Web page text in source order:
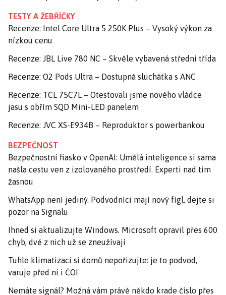
TESTY A ŽEBŘÍČKY
Recenze: Intel Core Ultra 5 250K Plus – Vysoký výkon za
nízkou cenu
Recenze: JBL Live 780 NC – Skvěle vybavená střední třída
Recenze: O2 Pods Ultra – Dostupná sluchátka s ANC
Recenze: TCL 75C7L – Otestovali jsme nového vládce
jasu s obřím SQD Mini-LED panelem
Recenze: JVC XS-E934B – Reproduktor s powerbankou
BEZPEČNOST
Bezpečnostní fiasko v OpenAI: Umělá inteligence si sama
našla cestu ven z izolovaného prostředí. Experti nad tím
žasnou
WhatsApp není jediný. Podvodníci mají nový fígl, dejte si
pozor na Signalu
Ihned si aktualizujte Windows. Microsoft opravil přes 600
chyb, dvě z nich už se zneužívají
Tuhle klimatizaci si domů nepořizujte: je to podvod,
varuje před ní i ČOI
Nemáte signál? Možná vám právě někdo krade číslo přes